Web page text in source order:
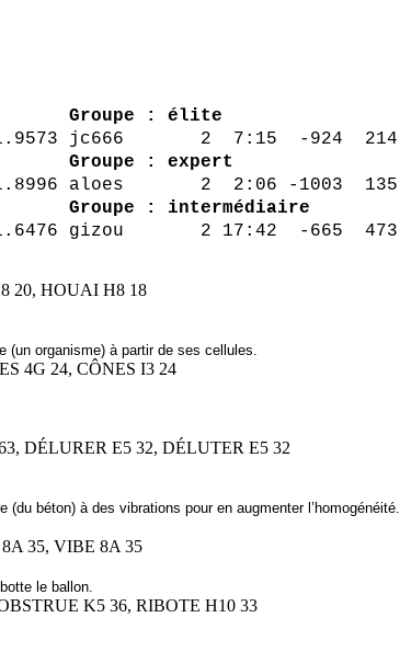
Pts Groupe : élite
jc666 2 7:15 -924 214
Groupe : expert
aloes 2 2:06 -1003 135
Groupe : intermédiaire
-665 473
20, HOUAI H8 18
(un organisme) à partir de ses cellules.
4G 24, CÔNES I3 24
DÉLURER E5 32, DÉLUTER E5 32
(du béton) à des vibrations pour en augmenter l’homogénéité.
35, VIBE 8A 35
le ballon.
K5 36, RIBOTE H10 33